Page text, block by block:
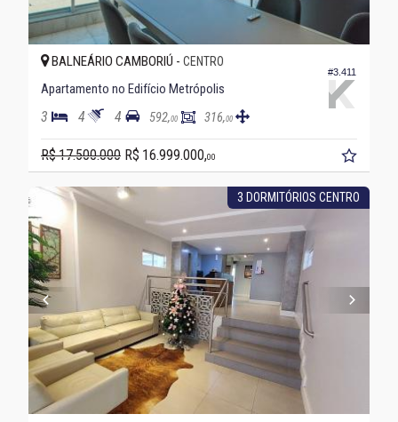
#3.411
BALNEÁRIO CAMBORIÚ - CENTRO
Apartamento no Edifício Metrópolis
3 4 4 592,00 316,00
R$ 17.500.000 R$ 16.999.000,00
3 DORMITÓRIOS CENTRO